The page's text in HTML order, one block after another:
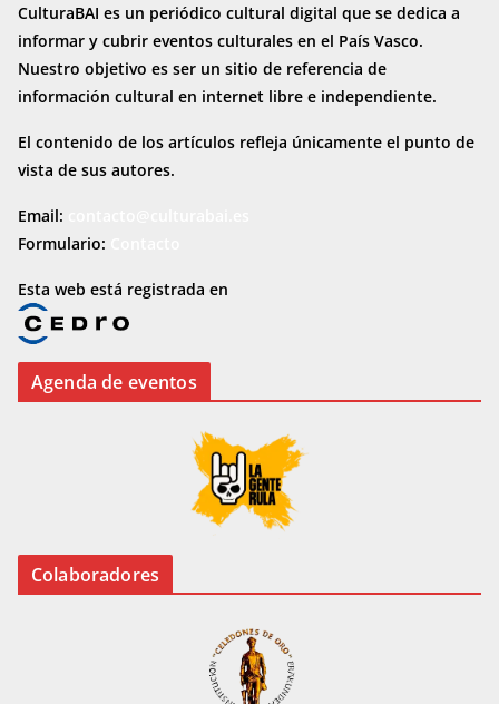
CulturaBAI es un periódico cultural digital que se dedica a
informar y cubrir eventos culturales en el País Vasco.
Nuestro objetivo es ser un sitio de referencia de
información cultural en internet libre e independiente.
El contenido de los artículos refleja únicamente el punto de
vista de sus autores.
Email:
Formulario:
Esta web está registrada en
Agenda de eventos
Colaboradores